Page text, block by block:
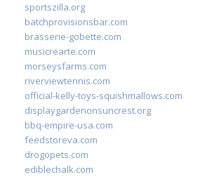
sportszilla.org
batchprovisionsbar.com
brasserie-gobette.com
musicrearte.com
morseysfarms.com
riverviewtennis.com
official-kelly-toys-squishmallows.com
displaygardenonsuncrest.org
bbq-empire-usa.com
feedstoreva.com
drogopets.com
ediblechalk.com